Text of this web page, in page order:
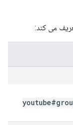
می کند: